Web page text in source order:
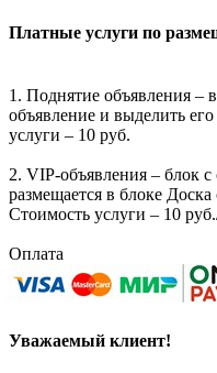
Платные услуги по
1. Поднятие объявления –
объявление и выделить
услуги – 10 руб.
2. VIP-объявления – блок
размещается в блоке
Стоимость услуги – 10
Оплата
Уважаемый клиент!